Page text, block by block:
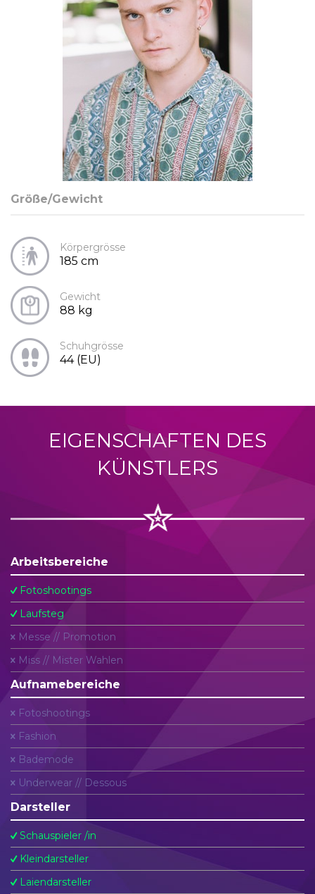
Größe/Gewicht
Körpergrösse
185 cm
Gewicht
88 kg
Schuhgrösse
44 (EU)
EIGENSCHAFTEN DES
KÜNSTLERS
Arbeitsbereiche
Fotoshootings
Laufsteg
Messe // Promotion
Miss // Mister Wahlen
Aufnamebereiche
Fotoshootings
Fashion
Bademode
Underwear // Dessous
Darsteller
Schauspieler /in
Kleindarsteller
Laiendarsteller